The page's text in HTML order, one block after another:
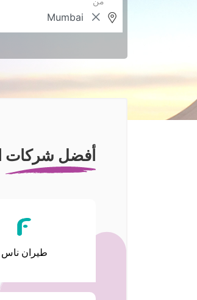
أفضل شركات
طيران ناس